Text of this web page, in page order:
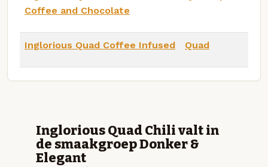
Coffee and Chocolate
Inglorious Quad Coffee Infused Quad
Inglorious Quad Chili valt in
de smaakgroep Donker &
Elegant